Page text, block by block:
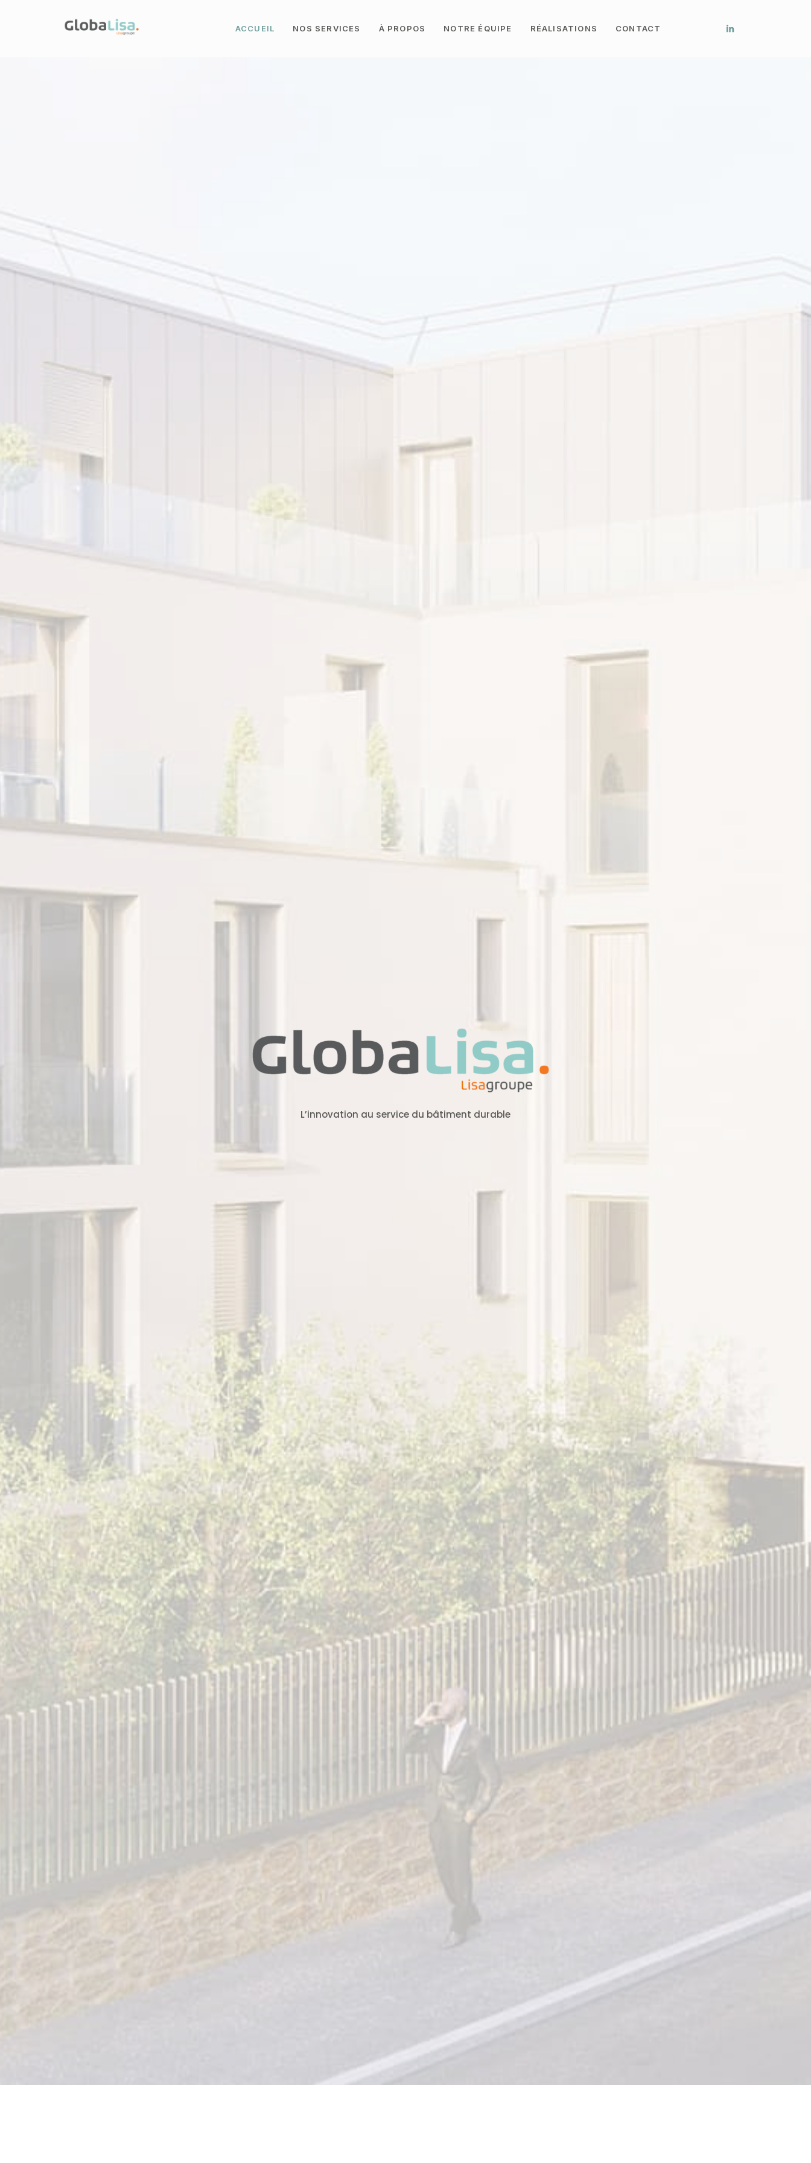
ACCUEIL NOS SERVICES À PROPOS NOTRE ÉQUIPE RÉALISATIONS CONTACT
L’innovation au service du bâtiment durable